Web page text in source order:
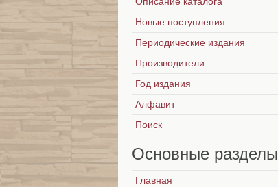
Новые поступления
Периодические издания
Производители
Год издания
Алфавит
Поиск
Основные разделы
Главная